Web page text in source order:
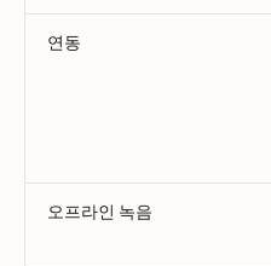
연동
오프라인 녹음